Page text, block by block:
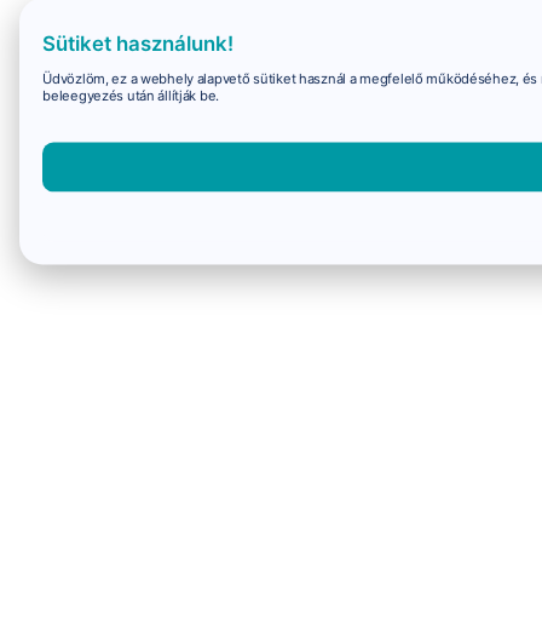
Sütiket használunk!
Üdvözlöm, ez a webhely alapvető sütiket használ a megfelelő működéséhez,
beleegyezés után állítják be.